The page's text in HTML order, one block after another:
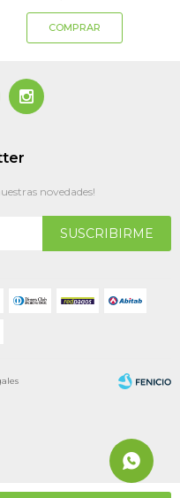

novedades!
SUSCRIBIRME